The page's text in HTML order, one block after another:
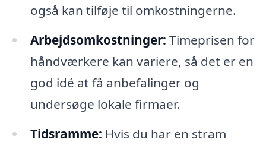
også kan tilføje til omkostningerne.
Arbejdsomkostninger: Timeprisen for
håndværkere kan variere, så det er en
god idé at få anbefalinger og
undersøge lokale firmaer.
Tidsramme: Hvis du har en stram